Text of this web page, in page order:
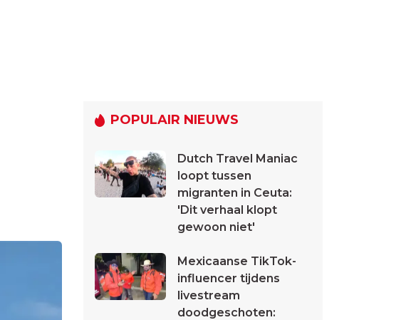
POPULAIR NIEUWS
Dutch Travel Maniac
loopt tussen
migranten in Ceuta:
'Dit verhaal klopt
gewoon niet'
Mexicaanse TikTok-
influencer tijdens
livestream
doodgeschoten: